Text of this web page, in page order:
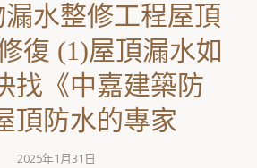
水整修工程屋頂
復 (1)屋頂漏水如
找《中嘉建築防
頂防水的專家
2025年1月31日